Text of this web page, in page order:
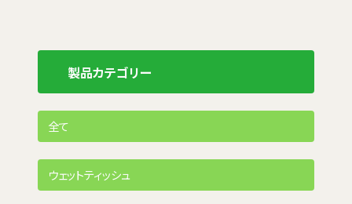
製品カテゴリー
全て
ウェットティッシュ